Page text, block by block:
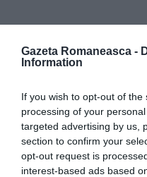
Gazeta Romaneasca -
Information
If you wish to opt-out of
processing of your
targeted advertising by us,
section to confirm your
opt-out request is
interest-based ads based
See
more
Articolul anterior
O altă faţă a
Următorul articol
Român asfixiat
acuzaţie